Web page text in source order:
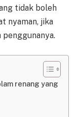
tidak boleh
nyaman, jika
penggunanya.
renang yang